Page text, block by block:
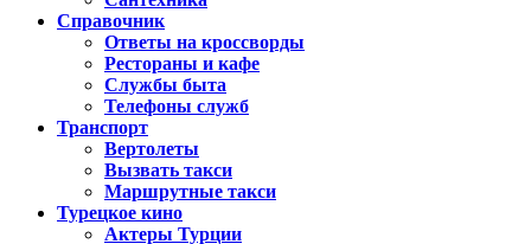
Справочник
Ответы на кроссворды
Рестораны и кафе
Службы быта
Телефоны служб
Транспорт
Вертолеты
Вызвать такси
Маршрутные такси
Турецкое кино
Актеры Турции